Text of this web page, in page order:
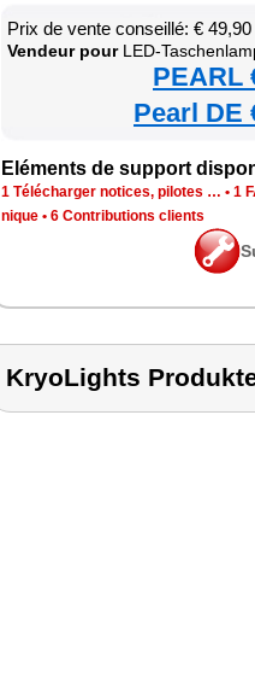
Prix de vente conseillé: € 49,90
Ven­deur pourLED-
PEARL
Pearl DE
Elé­ments de sup­port
1 Télé­char­ger notices, pilotes … • 1
nique • 6 Contri­bu­tions clients
KryoLights Produkte